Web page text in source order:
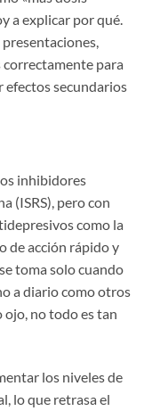
a explicar por qué.
correctamente para
secundarios
inhibidores
(ISRS), pero con
como la
de acción rápido y
toma solo cuando
a diario como otros
ojo, no todo es tan
los niveles de
lo que retrasa el